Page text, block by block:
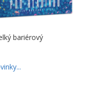
bariérový